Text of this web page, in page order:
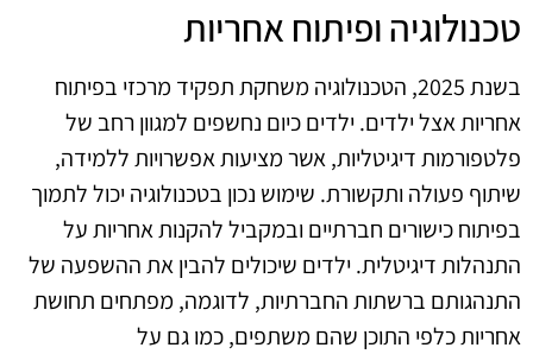
טכנולוגיה ופיתוח אחריות
בשנת 2025, הטכנולוגיה משחקת תפקיד מרכזי בפיתוח
אחריות אצל ילדים. ילדים כיום נחשפים למגוון רחב של
פלטפורמות דיגיטליות, אשר מציעות אפשרויות ללמידה,
שיתוף פעולה ותקשורת. שימוש נכון בטכנולוגיה יכול לתמוך
בפיתוח כישורים חברתיים ובמקביל להקנות אחריות על
התנהלות דיגיטלית. ילדים שיכולים להבין את ההשפעה של
התנהגותם ברשתות החברתיות, לדוגמה, מפתחים תחושת
אחריות כלפי התוכן שהם משתפים, כמו גם על